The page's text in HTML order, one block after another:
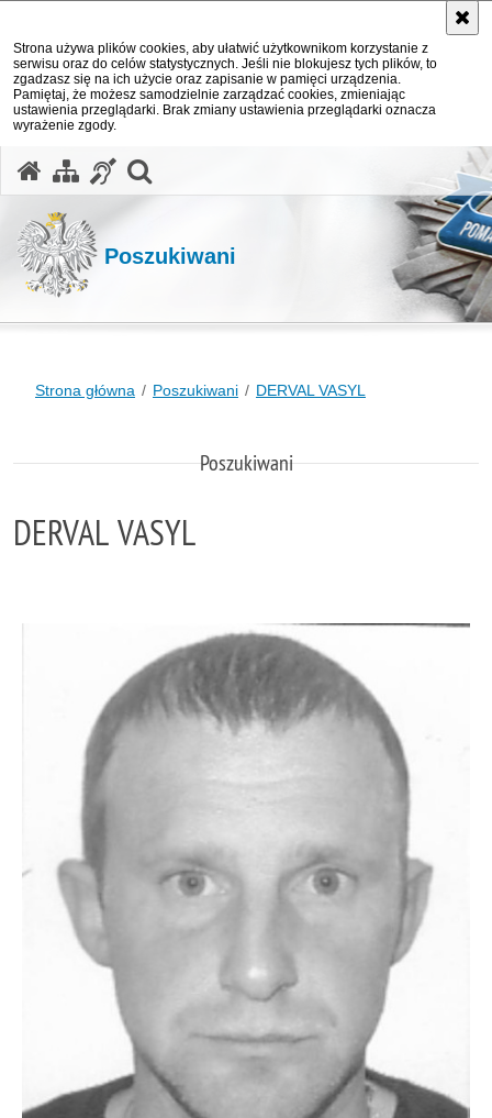
Strona używa plików cookies, aby ułatwić użytkownikom korzystanie z
serwisu oraz do celów statystycznych. Jeśli nie blokujesz tych plików, to
zgadzasz się na ich użycie oraz zapisanie w pamięci urządzenia.
Pamiętaj, że możesz samodzielnie zarządzać cookies, zmieniając
ustawienia przeglądarki. Brak zmiany ustawienia przeglądarki oznacza
wyrażenie zgody.
Poszukiwani
Strona główna Poszukiwani DERVAL VASYL
Poszukiwani
DERVAL VASYL